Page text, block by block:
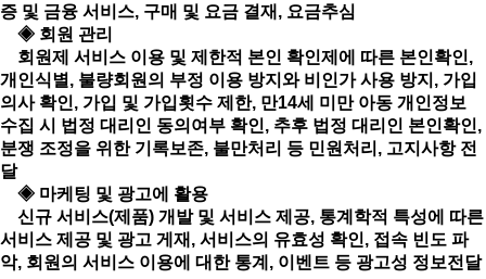
증 및 금융 서비스, 구매 및 요금 결재, 요금추심
◈ 회원 관리
회원제 서비스 이용 및 제한적 본인 확인제에 따른 본인확인,
개인식별, 불량회원의 부정 이용 방지와 비인가 사용 방지, 가입
의사 확인, 가입 및 가입횟수 제한, 만14세 미만 아동 개인정보
수집 시 법정 대리인 동의여부 확인, 추후 법정 대리인 본인확인,
분쟁 조정을 위한 기록보존, 불만처리 등 민원처리, 고지사항 전
달
◈ 마케팅 및 광고에 활용
신규 서비스(제품) 개발 및 서비스 제공, 통계학적 특성에 따른
서비스 제공 및 광고 게재, 서비스의 유효성 확인, 접속 빈도 파
악, 회원의 서비스 이용에 대한 통계, 이벤트 등 광고성 정보전달